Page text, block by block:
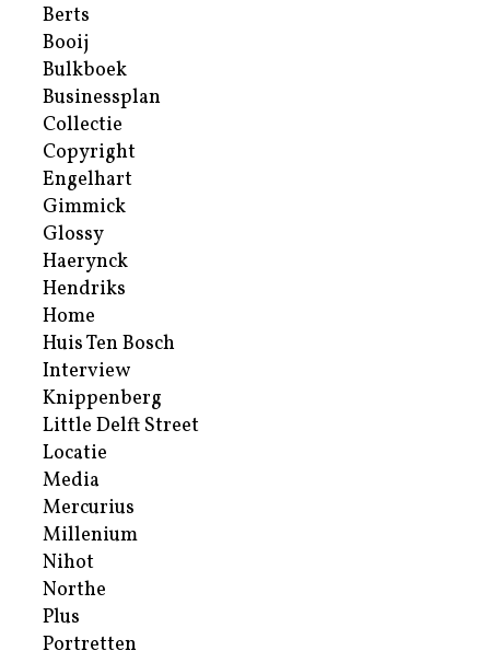
Berts
Booij
Bulkboek
Businessplan
Collectie
Copyright
Engelhart
Gimmick
Glossy
Haerynck
Hendriks
Home
Huis Ten Bosch
Interview
Knippenberg
Little Delft Street
Locatie
Media
Mercurius
Millenium
Nihot
Northe
Plus
Portretten